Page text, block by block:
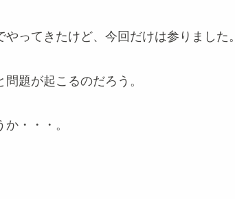
ってきたけど、今回だけは参りました。
題が起こるのだろう。
・・・。